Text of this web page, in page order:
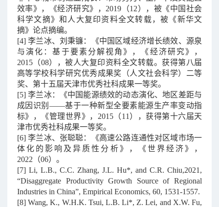
效率》，《经济研究》， 2019 （12），被《中国社会
科学文摘》和人大复印资料全文转载，被《新华文
摘》论点摘编。
[4] 李兰冰、刘秉镰：《中国区域经济增长绩效、源泉
与演化：基于要素分解视角》，《经济研究》，
2015 （08），被人大复印资料全文转载。获得第八届
高等学校科学研究优秀成果奖（人文社会科学）二等
奖、第十五届天津市优秀社科成果一等奖。
[5]李兰冰：《中国能源绩效的动态演化、地区差距与
成因识别 ——基于一种新型全要素能源生产率变动指
标》，《管理世界》， 2015（11 ），获得第十六届天
津市优秀社科成果一等奖。
[6]李兰冰、张聪聪：《高速公路连通性对区域市场一
体化的影响及异质性分析》，《世界经济》，
2022 （06）。
[7] Li, L.B., C.C. Zhang, J.L. Hu*, and C.R. Chiu,2021,
“Disaggregate Productivity Growth Source of Regional
Industries in China”, Empirical Economics, 60, 1531-1557.
[8]Wang, K., W.H.K. Tsui, L.B. Li*, Z. Lei, and X.W. Fu,